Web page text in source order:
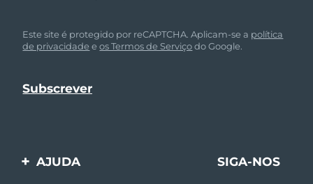
Este site é protegido por reCAPTCHA. Aplicam-se a política
de privacidade eos Termos de Serviçodo Google.
AJUDA SIGA-NOS